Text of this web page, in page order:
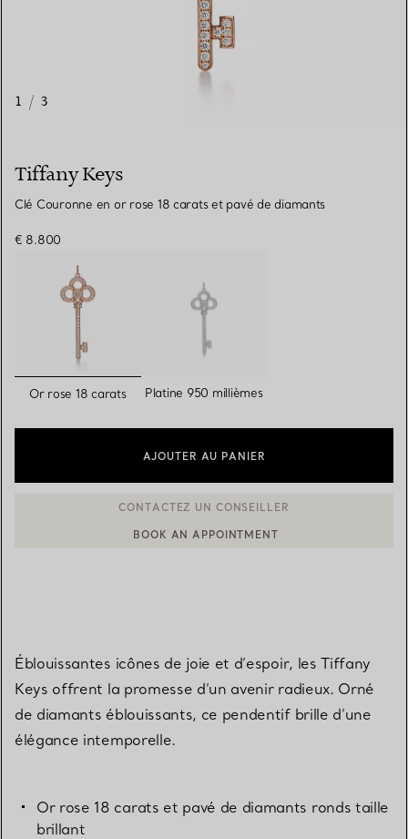
1 / 3
Tiffany Keys
Clé Couronne en or rose 18 carats et pavé de diamants
€ 8.800
sélectionnés
Or rose 18 carats Platine 950 millièmes
AJOUTER AU PANIER
Éblouissantes icônes de joie et d’espoir, les Tiffany
Keys offrent la promesse d’un avenir radieux. Orné
de diamants éblouissants, ce pendentif brille d’une
élégance intemporelle.
Or rose 18 carats et pavé de diamants ronds taille
brillant